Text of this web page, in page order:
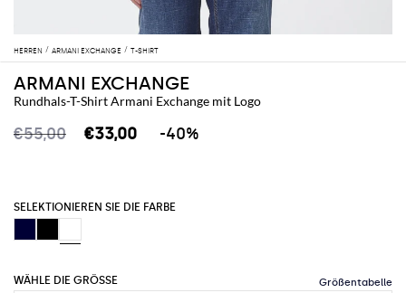
HERREN ARMANI EXCHANGE T-SHIRT
ARMANI EXCHANGE
Rundhals-T-Shirt Armani Exchange mit Logo
€55,00 €33,00 -40%
SELEKTIONIEREN SIE DIE FARBE
WÄHLE DIE GRÖSSE